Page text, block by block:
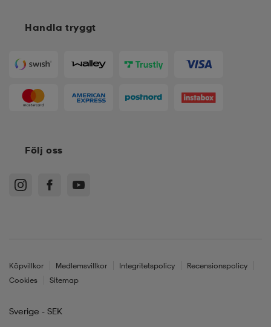
Handla tryggt
Följ oss
Köpvillkor Medlemsvillkor Integritetspolicy
Recensionspolicy
Cookies
Sitemap
Sverige - SEK